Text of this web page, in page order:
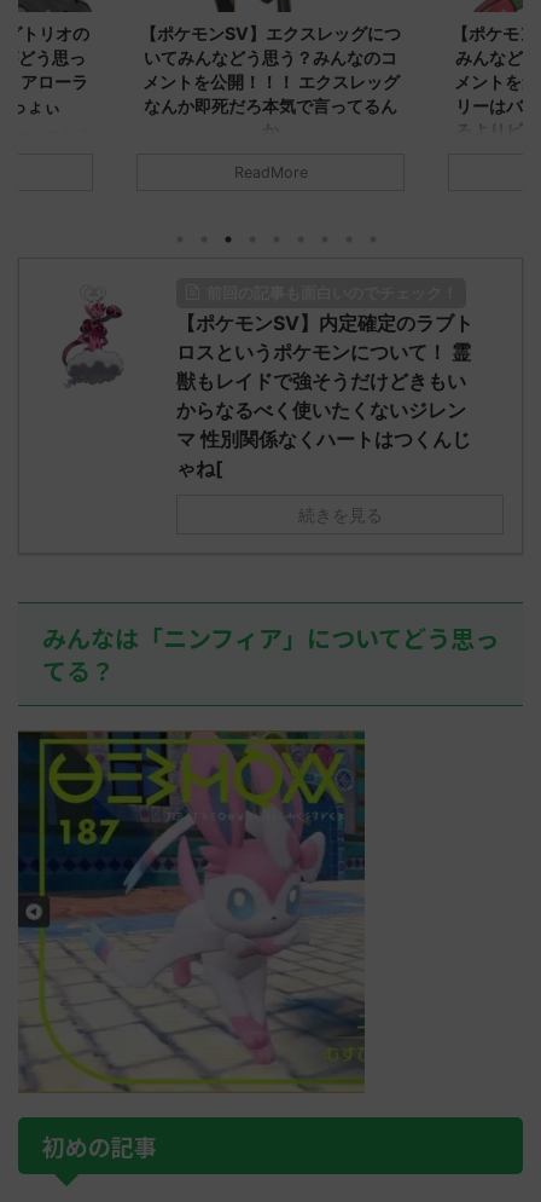
トリオの
どう思っ
アローラ
っょぃ
ただダグト
れたウミト
めた！ (ﾜｯﾁ
【ポケモンSV】エクスレッグにつ
いてみんなどう思う？みんなのコ
メントを公開！！！ エクスレッグ
なんか即死だろ本気で言ってるん
か
う思ってる？ 初めの記事 元のス
01:07:00.69ID:oUI00NrJ0 エクスレ
ッグヘルムかっこいいから助かる 名
無しさん0971 0971 名無しさん、君に
決めた！ (ﾜｯﾁｮｲW b524-NwUu)
2023/06/28(水 ...
ReadMore
【ポケモ
みんなど
メントを
リーはバ
るよりビ
2023/06/
え忘れたガ
たラウドボ
しさん0624
決めた！ (ﾜ
【ポケモンSV】内定確定のラブト
ロスというポケモンについて！ 霊
獣もレイドで強そうだけどきもい
からなるべく使いたくないジレン
マ 性別関係なくハートはつくんじ
ゃね[
続きを見る
みんなは「ニンフィア」についてどう思っ
てる？
初めの記事